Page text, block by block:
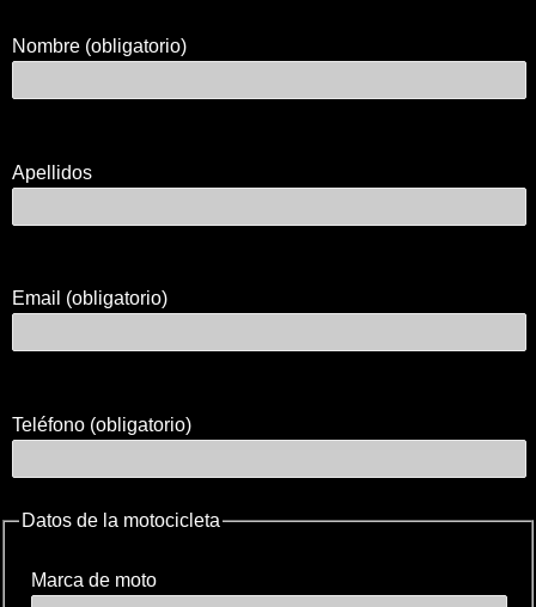
Nombre (obligatorio)
Apellidos
Email (obligatorio)
Teléfono (obligatorio)
Datos de la motocicleta
Marca de moto